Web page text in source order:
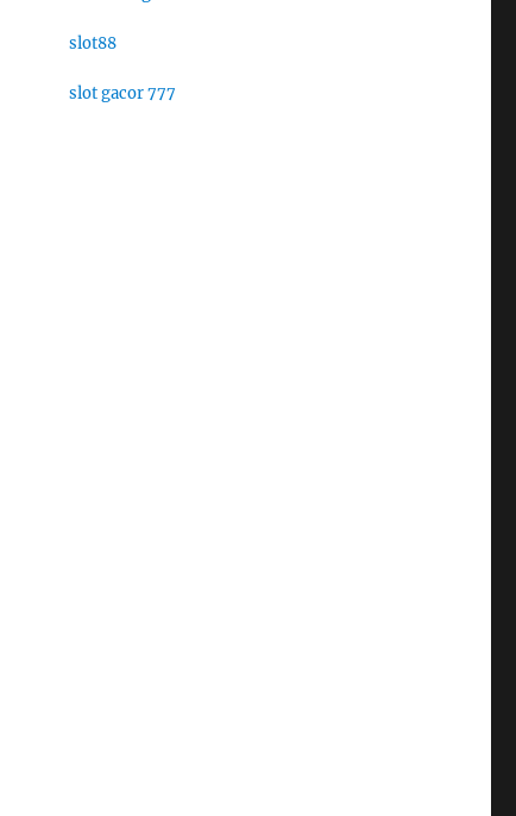
slot88
slot gacor 777